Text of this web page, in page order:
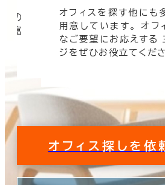
の
豊富
オフィスを探す他にも
用意しています。 オ
なご要望にお応えする
ジをぜひお役立てくださ
オフィス探しを依